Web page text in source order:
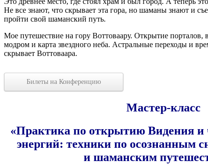
Не все зна­ют, что скры­ва­ет эта гора, но шама­ны зна­ют и
прой­ти свой шаман­ский путь.
Мое путе­ше­ствие на гору Вот­то­ва­ару. Откры­тие пор­та­лов,
мо­дром и кар­та звезд­но­го неба. Аст­раль­ные пере­хо­ды и
скры­ва­ет Воттоваара.
Биле­ты на Конференцию
Мастер-класс
«Практика по открытию Видения и
энергий: техники по осознанным
и шаманским